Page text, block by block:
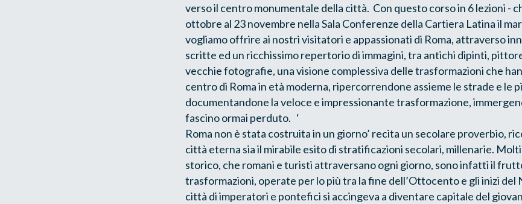
verso il centro monumentale della città. Con questo corso in 6 lezioni -
ottobre al 23 novembre nella Sala Conferenze della Cartiera Latina il
vogliamo offrire ai nostri visitatori e appassionati di Roma, attraverso
scritte ed un ricchissimo repertorio di immagini, tra antichi dipinti,
vecchie fotografie, una visione complessiva delle trasformazioni che
centro di Roma in età moderna, ripercorrendone assieme le strade e le
documentandone la veloce e impressionante trasformazione,
fascino ormai perduto. ‘
Roma non è stata costruita in un giorno’ recita un secolare proverbio,
città eterna sia il mirabile esito di stratificazioni secolari, millenarie.
storico, che romani e turisti attraversano ogni giorno, sono infatti il
trasformazioni, operate per lo più tra la fine dell’Ottocento e gli inizi del
città di imperatori e pontefici si accingeva a diventare capitale del